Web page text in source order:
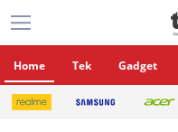
Home Tek Gadget